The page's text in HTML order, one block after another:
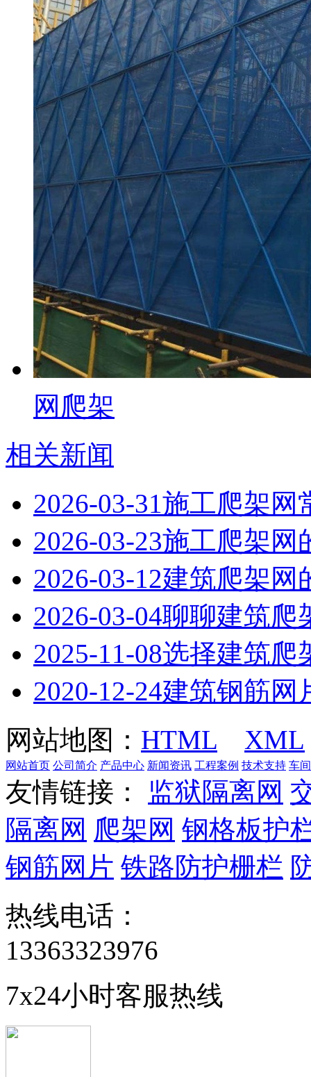
网爬架
相关新闻
2026-03-31施工爬架网
2026-03-23施工爬架网
2026-03-12建筑爬架网
2026-03-04聊聊建筑爬
2025-11-08选择建筑爬
2020-12-24建筑钢筋网
网站地图： HTML XML
网站首页 公司简介 产品中心 新闻资讯 工程案例 技术支持 车
友情链接： 监狱隔离网
隔离网 爬架网 钢格板护
钢筋网片 铁路防护栅栏
热线电话：
13363323976
7x24小时客服热线